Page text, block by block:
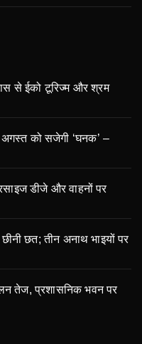
से ईको टूरिज्म और श्रम
को सजेगी ‘घनक’ –
डीजे और वाहनों पर
छत; तीन अनाथ भाइयों पर
तेज, प्रशासनिक भवन पर